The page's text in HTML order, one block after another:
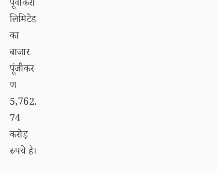
पूर्वांकरा
लिमिटेड
का
बाजार
पूंजीकर
ण
5,762.
74
करोड़
रुपये है।